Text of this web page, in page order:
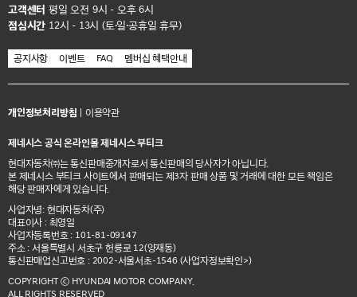
고객센터 평일 오전 9시 - 오후 6시
점심시간 12시 - 13시 (토·일·공휴일 휴무)
공지사항 이벤트 FAQ 멤버십 혜택안내
개인정보처리방침 이용약관
제네시스 공식 온라인몰 제네시스 부티크
현대자동차㈜는 통신판매중개자로서 통신판매의 당사자가 아닙니다.
본 제네시스 부티크 사이트에서 판매되는 제3자 판매 상품 및 거래에 대한 모든 책임은
해당 판매자에게 있습니다.
사업자명: 현대자동차(주)
대표이사 : 최영일
사업자등록번호 : 101-81-09147
주소 : 서울특별시 서초구 헌릉로 12(양재동)
통신판매업신고번호 : 2002-서울서초-1546 (사업자정보확인>)
COPYRIGHT ⓒ HYUNDAI MOTOR COMPANY.
ALL RIGHTS RESERVED.